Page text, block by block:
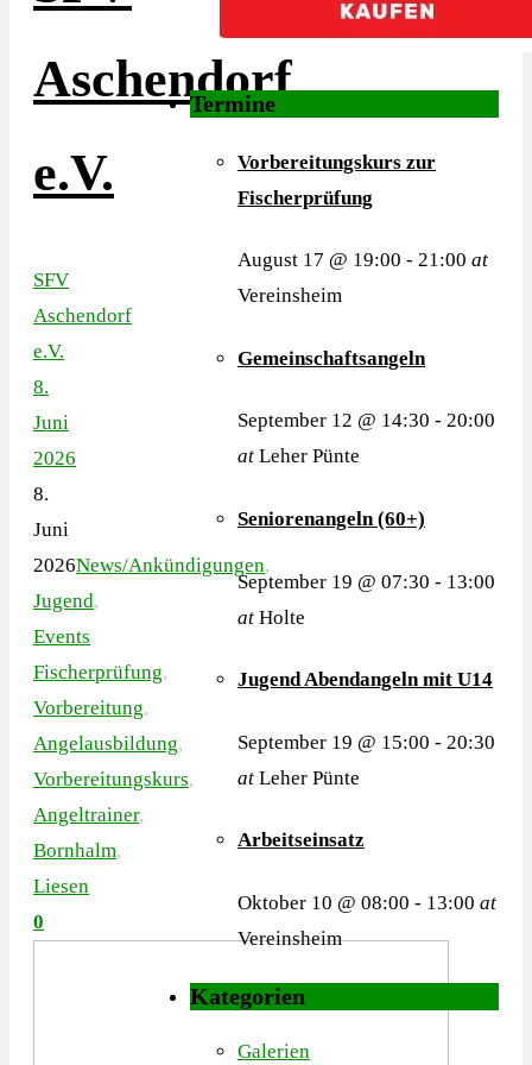
Aschendorf
e.V.
SFV
Aschendorf
e.V.
8.
Juni
2026
8.
Juni
2026News/Ankündigungen,
Jugend,
Events
Fischerprüfung,
Vorbereitung,
Angelausbildung,
Vorbereitungskurs,
Angeltrainer,
Bornhalm,
Liesen
0
Termine
Vorbereitungskurs zur
Fischerprüfung
August 17 @ 19:00 - 21:00 at
Vereinsheim
Gemeinschaftsangeln
September 12 @ 14:30 - 20:00
at Leher Pünte
Seniorenangeln (60+)
September 19 @ 07:30 - 13:00
at Holte
Jugend Abendangeln mit U14
September 19 @ 15:00 - 20:30
at Leher Pünte
Arbeitseinsatz
Oktober 10 @ 08:00 - 13:00 at
Vereinsheim
Kategorien
Galerien